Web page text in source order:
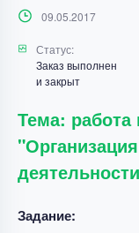
09.05.2017
Статус:
Заказ выполнен
и закрыт
Тема:
Задание: